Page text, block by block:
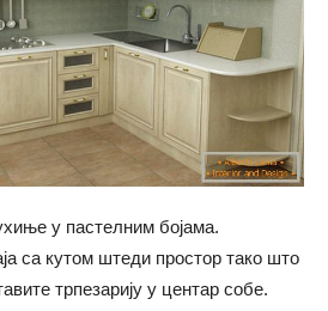
у пастелним бојама.
са кутом штеди простор тако што
трпезарију у центар собе.